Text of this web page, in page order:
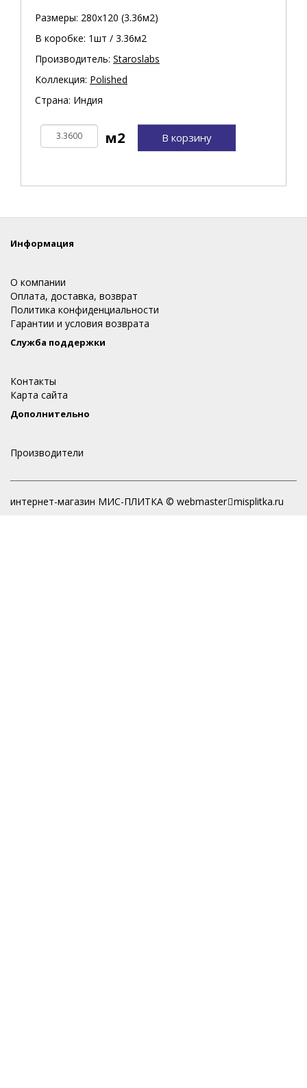
Размеры: 280х120 (3.36м2)
В коробке: 1шт / 3.36м2
Производитель: Staroslabs
Коллекция: Polished
Страна: Индия
В корзину
Информация
О компании
Оплата, доставка, возврат
Политика конфиденциальности
Гарантии и условия возврата
Служба поддержки
Контакты
Карта сайта
Дополнительно
Производители
интернет-магазин МИС-ПЛИТКА © webmaster misplitka.ru